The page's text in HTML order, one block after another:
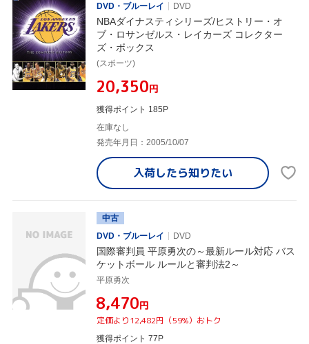
DVD・ブルーレイ
DVD
NBAダイナスティシリーズ/ヒストリー・オ
ブ・ロサンゼルス・レイカーズ コレクター
ズ・ボックス
(スポーツ)
¥20,350円
獲得ポイント 185P
在庫なし
発売年月日：2005/10/07
入荷したら知りたい
中古
DVD・ブルーレイ
DVD
国際審判員 平原勇次の～最新ルール対応 バス
ケットボール ルールと審判法2～
平原勇次
¥8,470円
定価より12,482円（59%）おトク
獲得ポイント 77P